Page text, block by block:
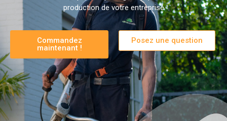
production de votre entreprise
Commandez
maintenant !
Posez une question